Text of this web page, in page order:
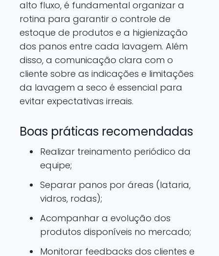
alto fluxo, é fundamental organizar a
rotina para garantir o controle de
estoque de produtos e a higienização
dos panos entre cada lavagem. Além
disso, a comunicação clara com o
cliente sobre as indicações e limitações
da lavagem a seco é essencial para
evitar expectativas irreais.
Boas práticas recomendadas
Realizar treinamento periódico da
equipe;
Separar panos por áreas (lataria,
vidros, rodas);
Acompanhar a evolução dos
produtos disponíveis no mercado;
Monitorar feedbacks dos clientes e